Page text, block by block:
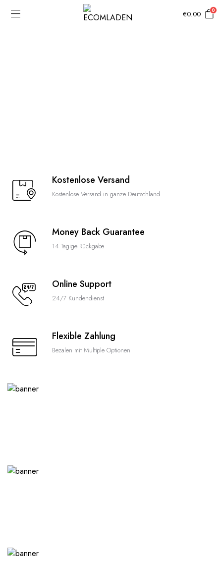
€0.00 0
Kostenlose Versand
Kostenlose Versand in ganze Deutschland.
Money Back Guarantee
14 Tagige Rückgabe
Online Support
24/7 Kundendienst
Flexible Zahlung
Bezalen mit Multiple Optionen